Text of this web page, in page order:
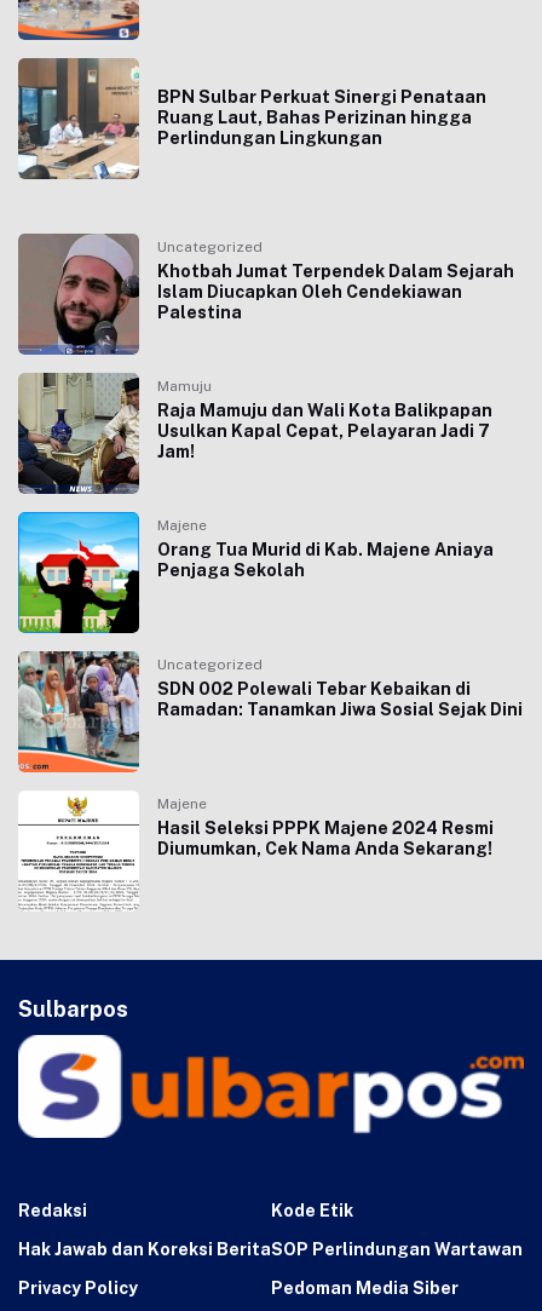
BPN Sulbar Perkuat Sinergi Penataan
Ruang Laut, Bahas Perizinan hingga
Perlindungan Lingkungan
Uncategorized
Khotbah Jumat Terpendek Dalam Sejarah
Islam Diucapkan Oleh Cendekiawan
Palestina
Mamuju
Raja Mamuju dan Wali Kota Balikpapan
Usulkan Kapal Cepat, Pelayaran Jadi 7
Jam!
Majene
Orang Tua Murid di Kab. Majene Aniaya
Penjaga Sekolah
Uncategorized
SDN 002 Polewali Tebar Kebaikan di
Ramadan: Tanamkan Jiwa Sosial Sejak Dini
Majene
Hasil Seleksi PPPK Majene 2024 Resmi
Diumumkan, Cek Nama Anda Sekarang!
Sulbarpos
Redaksi
Kode Etik
Hak Jawab dan Koreksi BeritaSOP Perlindungan Wartawan
Privacy Policy
Pedoman Media Siber